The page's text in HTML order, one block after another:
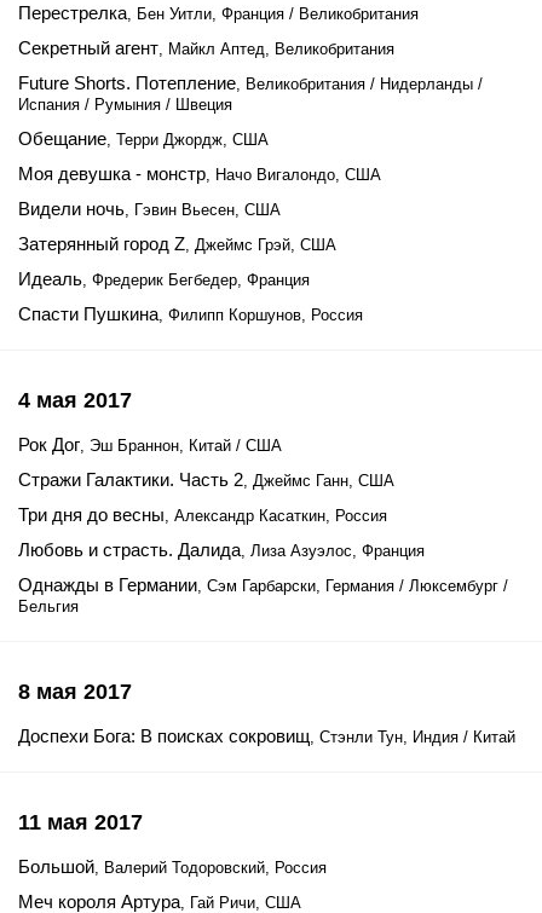
Перестрелка, Бен Уитли, Франция / Великобритания
Секретный агент, Майкл Аптед, Великобритания
Future Shorts. Потепление, Великобритания / Нидерланды /
Испания / Румыния / Швеция
Обещание, Терри Джордж, США
Моя девушка - монстр, Начо Вигалондо, США
Видели ночь, Гэвин Вьесен, США
Затерянный город Z, Джеймс Грэй, США
Идеаль, Фредерик Бегбедер, Франция
Спасти Пушкина, Филипп Коршунов, Россия
4 мая 2017
Рок Дог, Эш Браннон, Китай / США
Стражи Галактики. Часть 2, Джеймс Ганн, США
Три дня до весны, Александр Касаткин, Россия
Любовь и страсть. Далида, Лиза Азуэлос, Франция
Однажды в Германии, Сэм Гарбарски, Германия / Люксембург /
Бельгия
8 мая 2017
Доспехи Бога: В поисках сокровищ, Стэнли Тун, Индия / Китай
11 мая 2017
Большой, Валерий Тодоровский, Россия
Меч короля Артура, Гай Ричи, США